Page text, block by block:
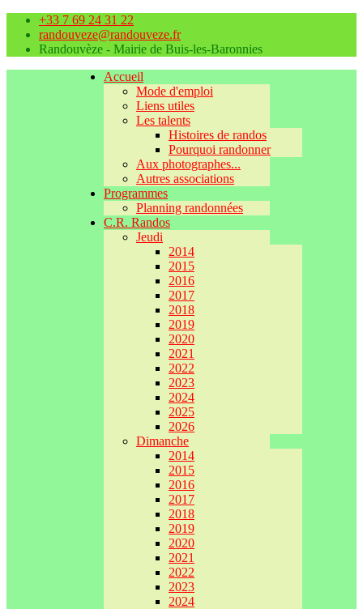
+33 7 69 24 31 22
randouveze@randouveze.fr
Randouvèze - Mairie de Buis-les-Baronnies
Accueil
Mode d'emploi
Liens utiles
Les talents
Histoires de randos
Pourquoi randonner
Aux photographes...
Autres associations
Programmes
Planning randonnées
C.R. Randos
Jeudi
2014
2015
2016
2017
2018
2019
2020
2021
2022
2023
2024
2025
2026
Dimanche
2014
2015
2016
2017
2018
2019
2020
2021
2022
2023
2024